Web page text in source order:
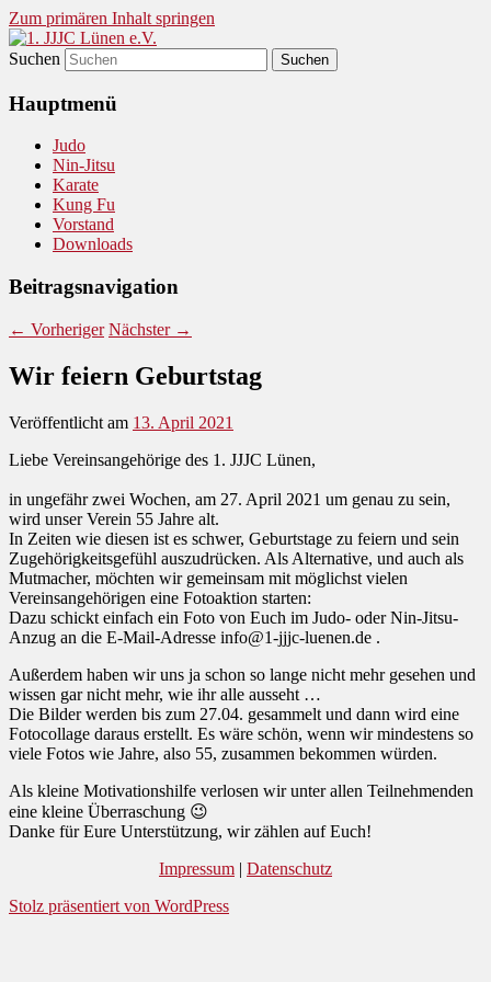
Zum primären Inhalt springen
1. JJJC Lünen e.V.
Judo und Ninjitsu
Suchen
Hauptmenü
Judo
Nin-Jitsu
Karate
Kung Fu
Vorstand
Downloads
Beitragsnavigation
← Vorheriger Nächster →
Wir feiern Geburtstag
Veröffentlicht am 13. April 2021
Liebe Vereinsangehörige des 1. JJJC Lünen,
in ungefähr zwei Wochen, am 27. April 2021 um genau zu sein,
wird unser Verein 55 Jahre alt.
In Zeiten wie diesen ist es schwer, Geburtstage zu feiern und sein
Zugehörigkeitsgefühl auszudrücken. Als Alternative, und auch als
Mutmacher, möchten wir gemeinsam mit möglichst vielen
Vereinsangehörigen eine Fotoaktion starten:
Dazu schickt einfach ein Foto von Euch im Judo- oder Nin-Jitsu-
Anzug an die E-Mail-Adresse info@1-jjjc-luenen.de .
Außerdem haben wir uns ja schon so lange nicht mehr gesehen und
wissen gar nicht mehr, wie ihr alle ausseht …
Die Bilder werden bis zum 27.04. gesammelt und dann wird eine
Fotocollage daraus erstellt. Es wäre schön, wenn wir mindestens so
viele Fotos wie Jahre, also 55, zusammen bekommen würden.
Als kleine Motivationshilfe verlosen wir unter allen Teilnehmenden
eine kleine Überraschung 😉
Danke für Eure Unterstützung, wir zählen auf Euch!
Impressum | Datenschutz
Stolz präsentiert von WordPress